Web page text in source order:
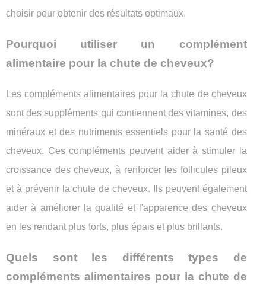
choisir pour obtenir des résultats optimaux.
Pourquoi utiliser un complément
alimentaire pour la chute de cheveux?
Les compléments alimentaires pour la chute de cheveux
sont des suppléments qui contiennent des vitamines, des
minéraux et des nutriments essentiels pour la santé des
cheveux. Ces compléments peuvent aider à stimuler la
croissance des cheveux, à renforcer les follicules pileux
et à prévenir la chute de cheveux. Ils peuvent également
aider à améliorer la qualité et l'apparence des cheveux
en les rendant plus forts, plus épais et plus brillants.
Quels sont les différents types de
compléments alimentaires pour la chute de